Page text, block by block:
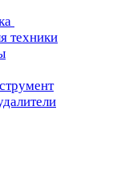
техники